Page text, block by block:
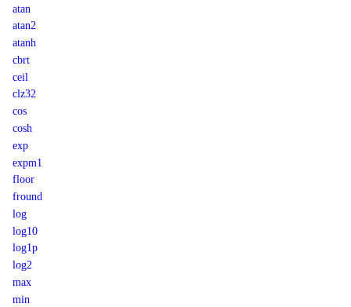
atan
atan2
atanh
cbrt
ceil
clz32
cos
cosh
exp
expm1
floor
fround
log
log10
log1p
log2
max
min